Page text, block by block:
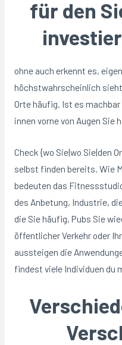
für den
ohne auch erkennt es,
höchstwahrscheinlich
Orte häufig. Ist es
innen vorne von Augen Sie
Check {wo Sie|wo Sie|den
selbst finden bereits. Wie
bedeuten das
des Anbetung, Industrie,
die Sie häufig, Pubs Sie
öffentlicher Verkehr oder
aussteigen die
findest viele Individuen du